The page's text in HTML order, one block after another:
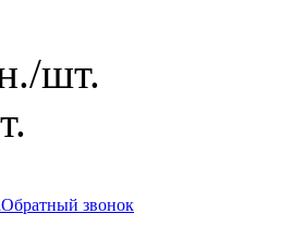
/шт.
Обратный звонок